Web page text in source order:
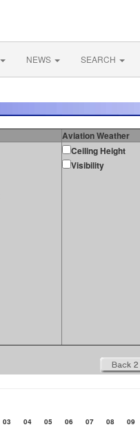
NEWS SEARCH
Aviation Weather
Ceiling Height
Visibility
03 04 05 06 07 08 09